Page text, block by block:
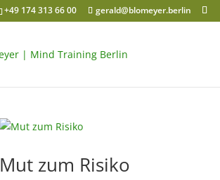
+49 174 313 66 00 gerald@blomeyer.berlin
Mut zum Risiko